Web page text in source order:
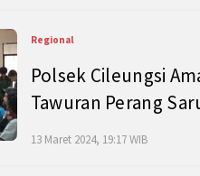
Regional
Polsek Cileungsi
Tawuran Perang
13 Maret 2024, 19:17 WIB